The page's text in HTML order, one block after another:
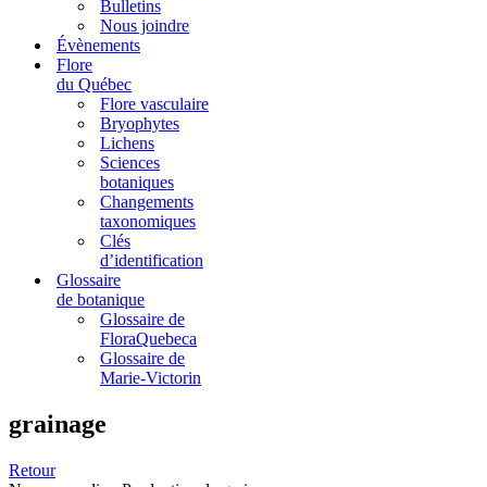
Bulletins
Nous joindre
Évènements
Flore
du Québec
Flore vasculaire
Bryophytes
Lichens
Sciences
botaniques
Changements
taxonomiques
Clés
d’identification
Glossaire
de botanique
Glossaire de
FloraQuebeca
Glossaire de
Marie-Victorin
grainage
Retour